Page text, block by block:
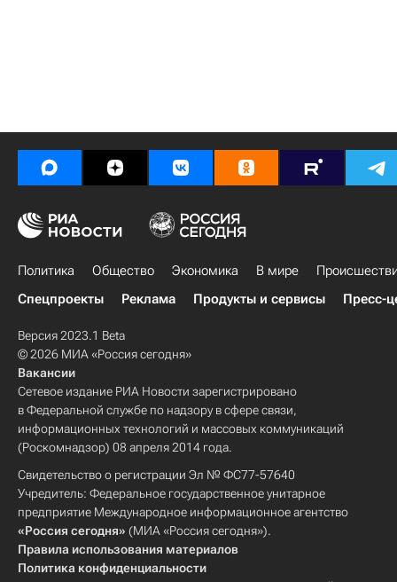
Политика Общество Экономика В мире
Спецпроекты
Реклама Продукты и сервисы Пресс-
Версия 2023.1 Beta
© 2026 МИА «Россия сегодня»
Вакансии
Сетевое издание РИА Новости зарегистрировано
в Федеральной службе по надзору в сфере связи,
информационных технологий и массовых коммуникаций
(Роскомнадзор) 08 апреля 2014 года.
Свидетельство о регистрации Эл № ФС77-57640
Учредитель: Федеральное государственное унитарное
предприятие Международное информационное агентство
«Россия сегодня» (МИА «Россия сегодня»).
Правила использования материалов
Политика конфиденциальности